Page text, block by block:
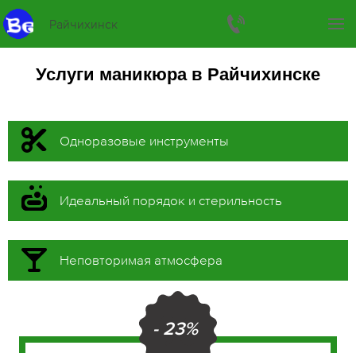
Райчихинск
Услуги маникюра в Райчихинске
Одноразовые инструменты
Идеальный порядок и стерильность
Неповторимая атмосфера
- 23%